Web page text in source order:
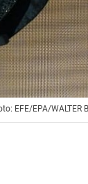
EFE/EPA/WALTER